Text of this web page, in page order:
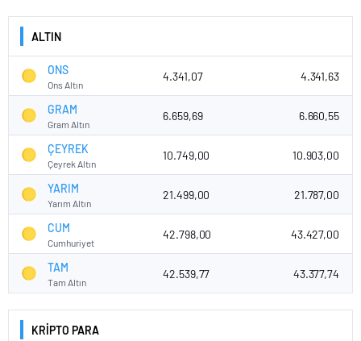
ALTIN
ONS
Ons Altın
4.341,07 4.341,63
GRAM
Gram Altın
6.659,69 6.660,55
ÇEYREK
Çeyrek Altın
10.749,00 10.903,00
YARIM
Yarım Altın
21.499,00 21.787,00
CUM
Cumhuriyet
42.798,00 43.427,00
TAM
Tam Altın
42.539,77 43.377,74
KRİPTO PARA